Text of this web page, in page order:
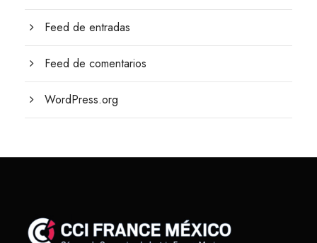
Feed de entradas
Feed de comentarios
WordPress.org